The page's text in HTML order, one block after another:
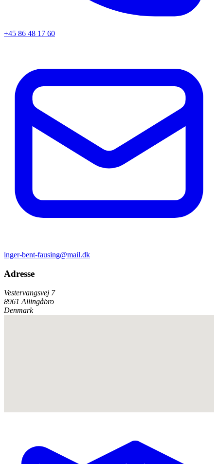
+45 86 48 17 60
inger-bent-fausing@mail.dk
Adresse
Vestervangsvej 7
8961 Allingåbro
Denmark